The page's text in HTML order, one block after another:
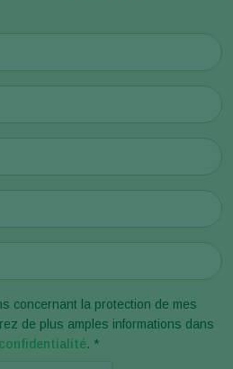
concernant la protection de mes
de plus amples informations dans
. *